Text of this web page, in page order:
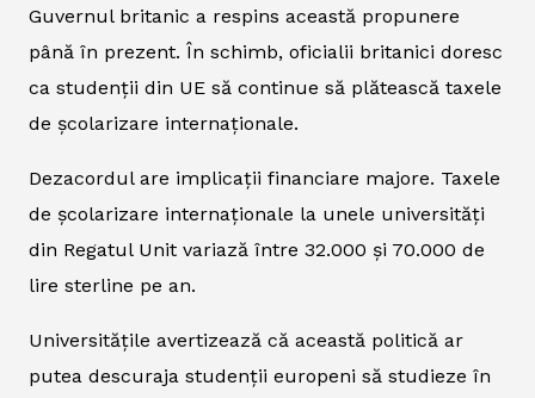
Guvernul britanic a respins această propunere
până în prezent. În schimb, oficialii britanici doresc
ca studenții din UE să continue să plătească taxele
de școlarizare internaționale.
Dezacordul are implicații financiare majore. Taxele
de școlarizare internaționale la unele universități
din Regatul Unit variază între 32.000 și 70.000 de
lire sterline pe an.
Universitățile avertizează că această politică ar
putea descuraja studenții europeni să studieze în